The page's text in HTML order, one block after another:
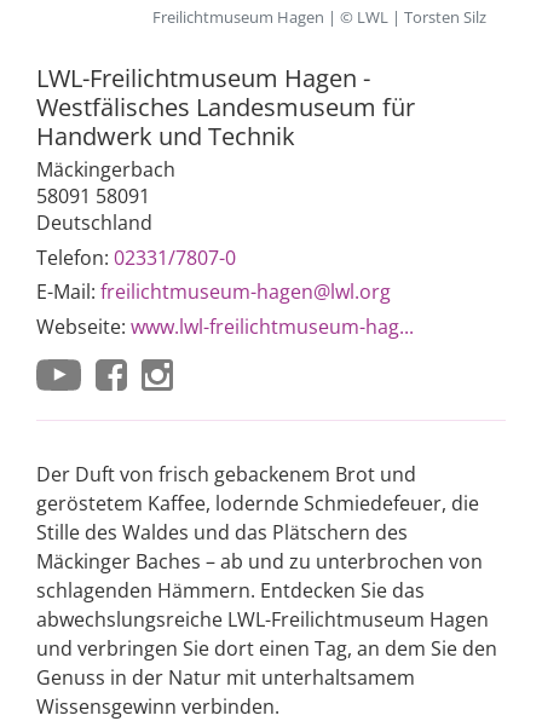
Freilichtmuseum Hagen | © LWL | Torsten Silz
LWL-Freilichtmuseum Hagen -
Westfälisches Landesmuseum für
Handwerk und Technik
Mäckingerbach
58091 58091
Deutschland
Telefon: 02331/7807-0
E-Mail: freilichtmuseum-hagen@lwl.org
Webseite: www.lwl-freilichtmuseum-hag...
Der Duft von frisch gebackenem Brot und
geröstetem Kaffee, lodernde Schmiedefeuer, die
Stille des Waldes und das Plätschern des
Mäckinger Baches – ab und zu unterbrochen von
schlagenden Hämmern. Entdecken Sie das
abwechslungsreiche LWL-Freilichtmuseum Hagen
und verbringen Sie dort einen Tag, an dem Sie den
Genuss in der Natur mit unterhaltsamem
Wissensgewinn verbinden.